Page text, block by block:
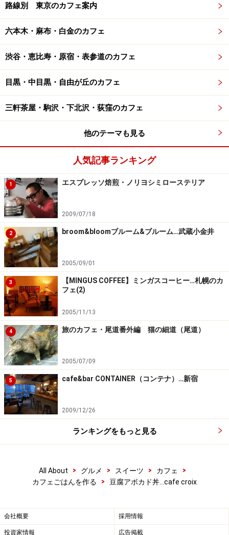
路線別 東京のカフェ案内
六本木・麻布・白金のカフェ
渋谷・恵比寿・原宿・表参道のカフェ
目黒・中目黒・自由が丘のカフェ
三軒茶屋・駒沢・下北沢・荻窪のカフェ
他のテーマも見る
人気記事ランキング
1 エスプレッソ焙煎・ノリヨシミローステリア
2009/07/18
2 broom&bloomブルーム&ブルーム…武蔵小金井
2005/09/01
3
【MINGUS COFFEE】ミンガスコーヒー…札幌のカ
フェ(2)
2005/11/13
4 旅のカフェ・尾道番外編 猫の細道（尾道）
2005/07/09
5 cafe&bar CONTAINER（コンテナ）…新宿
2009/12/26
ランキングをもっと見る
All About > グルメ > スイーツ > カフェ
>
カフェごはんを作る
> 豆腐アボカド丼…cafe croix
会社概要 採用情報
投資家情報 広告掲載